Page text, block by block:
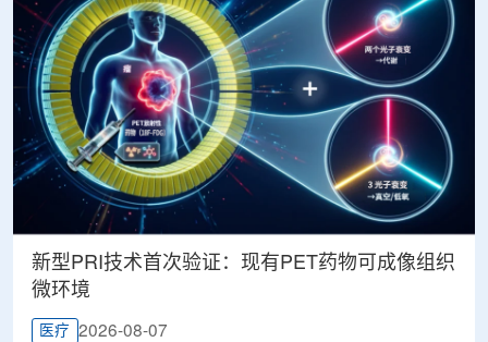
新型PRI技术首次验证：现有PET药物可成像组织
微环境
医疗 2026-08-07